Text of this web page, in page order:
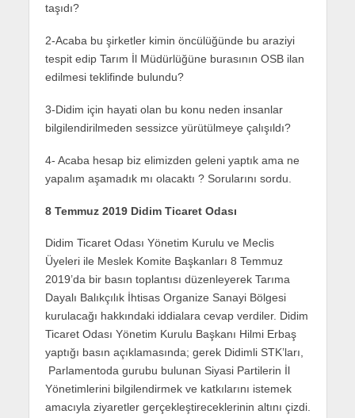
taşıdı?
2-Acaba bu şirketler kimin öncülüğünde bu araziyi
tespit edip Tarım İl Müdürlüğüne burasının OSB ilan
edilmesi teklifinde bulundu?
3-Didim için hayati olan bu konu neden insanlar
bilgilendirilmeden sessizce yürütülmeye çalışıldı?
4- Acaba hesap biz elimizden geleni yaptık ama ne
yapalım aşamadık mı olacaktı ? Sorularını sordu.
8 Temmuz 2019 Didim Ticaret Odası
Didim Ticaret Odası Yönetim Kurulu ve Meclis
Üyeleri ile Meslek Komite Başkanları 8 Temmuz
2019’da bir basın toplantısı düzenleyerek Tarıma
Dayalı Balıkçılık İhtisas Organize Sanayi Bölgesi
kurulacağı hakkındaki iddialara cevap verdiler. Didim
Ticaret Odası Yönetim Kurulu Başkanı Hilmi Erbaş
yaptığı basın açıklamasında; gerek Didimli STK’ları,
Parlamentoda gurubu bulunan Siyasi Partilerin İl
Yönetimlerini bilgilendirmek ve katkılarını istemek
amacıyla ziyaretler gerçekleştireceklerinin altını çizdi.